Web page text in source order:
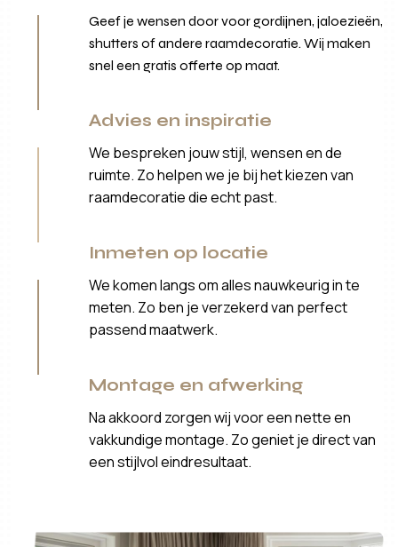
Geef je wensen door voor gordijnen, jaloezieën,
shutters of andere raamdecoratie. Wij maken
snel een gratis offerte op maat.
Advies en inspiratie
We bespreken jouw stijl, wensen en de
ruimte. Zo helpen we je bij het kiezen van
raamdecoratie die echt past.
Inmeten op locatie
We komen langs om alles nauwkeurig in te
meten. Zo ben je verzekerd van perfect
passend maatwerk.
Montage en afwerking
Na akkoord zorgen wij voor een nette en
vakkundige montage. Zo geniet je direct van
een stijlvol eindresultaat.